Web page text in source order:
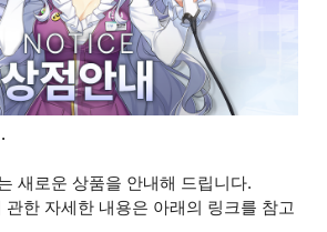
새로운 상품을 안내해 드립니다.
관한 자세한 내용은 아래의 링크를 참고